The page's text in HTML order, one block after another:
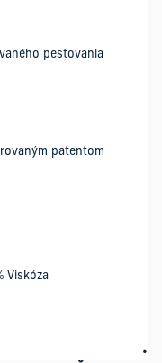
pestovania
patentom
Viskóza